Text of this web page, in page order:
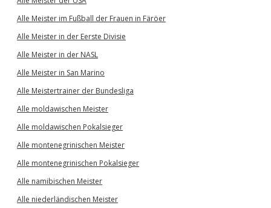
Alle Meister im Fußball der Frauen in Färöer
Alle Meister in der Eerste Divisie
Alle Meister in der NASL
Alle Meister in San Marino
Alle Meistertrainer der Bundesliga
Alle moldawischen Meister
Alle moldawischen Pokalsieger
Alle montenegrinischen Meister
Alle montenegrinischen Pokalsieger
Alle namibischen Meister
Alle niederländischen Meister